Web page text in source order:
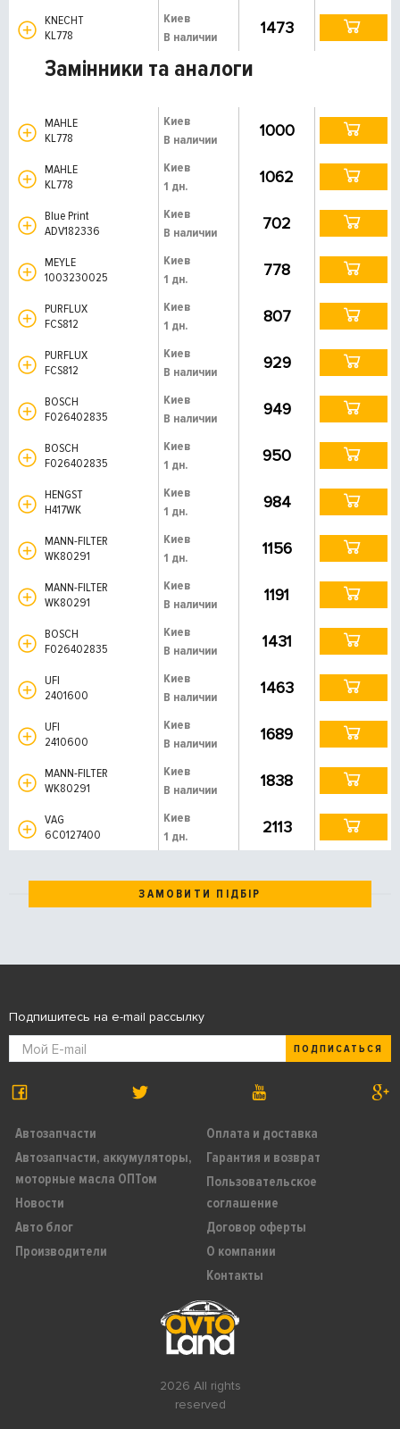
KNECHT
KL778
Киев
В наличии
1473
Замінники та аналоги
MAHLE
KL778
Киев
В наличии
1000
MAHLE
KL778
Киев
1 дн.
1062
Blue Print
ADV182336
Киев
В наличии
702
MEYLE
1003230025
Киев
1 дн.
778
PURFLUX
FCS812
Киев
1 дн.
807
PURFLUX
FCS812
Киев
В наличии
929
BOSCH
F026402835
Киев
В наличии
949
BOSCH
F026402835
Киев
1 дн.
950
HENGST
H417WK
Киев
1 дн.
984
MANN-FILTER
WK80291
Киев
1 дн.
1156
MANN-FILTER
WK80291
Киев
В наличии
1191
BOSCH
F026402835
Киев
В наличии
1431
UFI
2401600
Киев
В наличии
1463
UFI
2410600
Киев
В наличии
1689
MANN-FILTER
WK80291
Киев
В наличии
1838
VAG
6C0127400
Киев
1 дн.
2113
ЗАМОВИТИ ПІДБІР
2026 All rights
reserved
Автозапчасти
Автозапчасти, аккумуляторы,
моторные масла ОПТом
Новости
Авто блог
Производители
Оплата и доставка
Гарантия и возврат
Пользовательское
соглашение
Договор оферты
О компании
Контакты
Подпишитесь на e-mail рассылку
ПОДПИСАТЬСЯ